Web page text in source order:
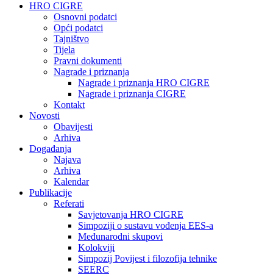
HRO CIGRE
Osnovni podatci​
Opći podatci
Tajništvo
Tijela
Pravni dokumenti
Nagrade i priznanja
Nagrade i priznanja HRO CIGRE
Nagrade i priznanja CIGRE
Kontakt
Novosti
Obavijesti
Arhiva
Događanja
Najava
Arhiva
Kalendar
Publikacije
Referati
Savjetovanja HRO CIGRE
Simpoziji o sustavu vođenja EES-a
Međunarodni skupovi
Kolokviji​
Simpozij Povijest i filozofija tehnike
SEERC